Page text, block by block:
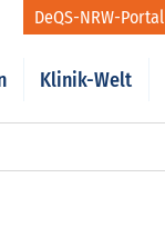
DeQS-NRW-Portal
Klinik-Welt